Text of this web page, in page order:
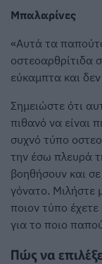
Μπαλαρίνες
«Αυτά τα
οστεοαρθρίτιδα
εύκαμπτα και
Σημειώστε ότι
πιθανό να είναι
συχνό τύπο
την έσω πλευρά
βοηθήσουν και
γόνατο. Μιλήστε
ποιον τύπο
για το ποιο
Πώς να